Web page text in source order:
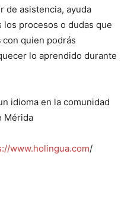
de asistencia, ayuda
procesos o dudas que
con quien podrás
lo aprendido durante
idioma en la comunidad
Mérida
www.holingua.com/